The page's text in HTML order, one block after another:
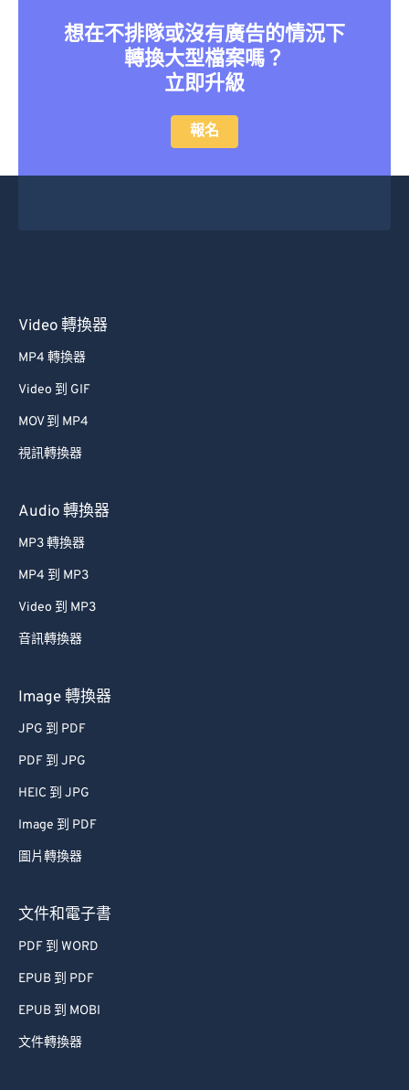
想在不排隊或沒有廣告的情況下
轉換大型檔案嗎？
立即升級
報名
Video 轉換器
MP4 轉換器
Video 到 GIF
MOV 到 MP4
視訊轉換器
Audio 轉換器
MP3 轉換器
MP4 到 MP3
Video 到 MP3
音訊轉換器
Image 轉換器
JPG 到 PDF
PDF 到 JPG
HEIC 到 JPG
Image 到 PDF
圖片轉換器
文件和電子書
PDF 到 WORD
EPUB 到 PDF
EPUB 到 MOBI
文件轉換器